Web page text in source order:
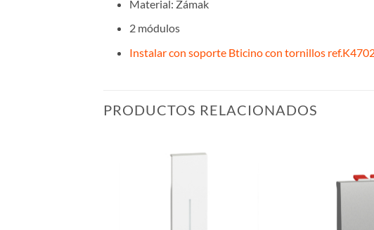
Material: Zámak
2 módulos
Instalar con soporte Bticino con tornillos
PRODUCTOS RELACIONADOS